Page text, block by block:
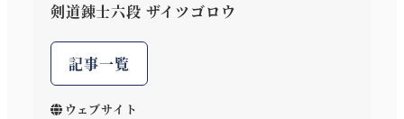
剣道錬士六段 ザイツゴロウ
記事一覧
ウェブサイト